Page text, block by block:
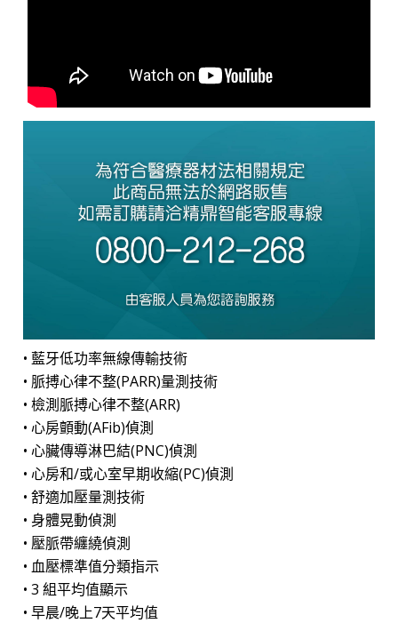
• 藍牙低功率無線傳輸技術
• 脈搏心律不整(PARR)量測技術
• 檢測脈搏心律不整(ARR)
• 心房顫動(AFib)偵測
• 心臟傳導淋巴結(PNC)偵測
• 心房和/或心室早期收縮(PC)偵測
• 舒適加壓量測技術
• 身體晃動偵測
• 壓脈帶纏繞偵測
• 血壓標準值分類指示
• 3 組平均值顯示
• 早晨/晚上7天平均值